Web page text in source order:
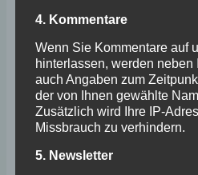
bzw. Doppel 75
Im Vorraum des
Zeitschaltuhr
Flutlicht
Mindesteinwurf 1€,
Schutz der
4. Kommentare
Wenn Sie Kommentare auf
hinterlassen, werden neben
auch Angaben zum
der von Ihnen gewählte
Zusätzlich wird Ihre IP-
Missbrauch zu verhindern.
5. Newsletter